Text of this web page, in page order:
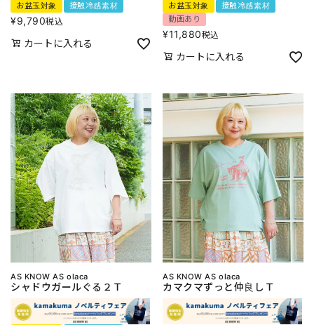
お盆玉対象 接触冷感素材
¥9,790税込
カートに入れる
お盆玉対象
接触冷感素材
動画あり
¥11,880税込
カートに入れる
AS KNOW AS olaca
シャドウガールぐる２Ｔ
AS KNOW AS olaca
カマクマずっと仲良しＴ